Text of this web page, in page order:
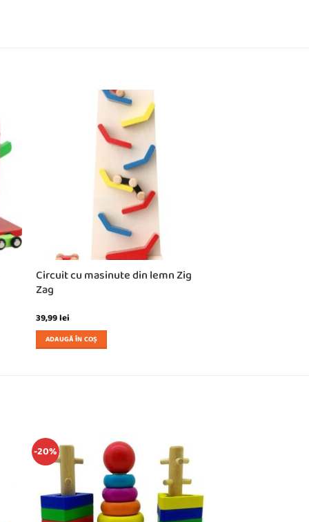
Circuit cu masinute din lemn Zig
Zag
39,99lei
ADAUGĂ ÎN COȘ
-20%